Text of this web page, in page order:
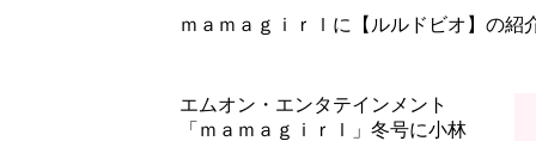
ｍａｍａｇｉｒｌに【ルルドビオ】の紹
エムオン・エンタテインメント
「ｍａｍａｇｉｒｌ」冬号に小林